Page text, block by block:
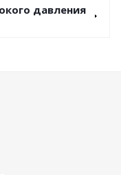
давления